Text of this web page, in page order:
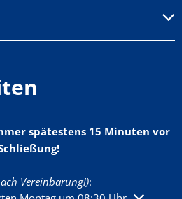
spätestens 15 Minuten vor
Vereinbarung!):